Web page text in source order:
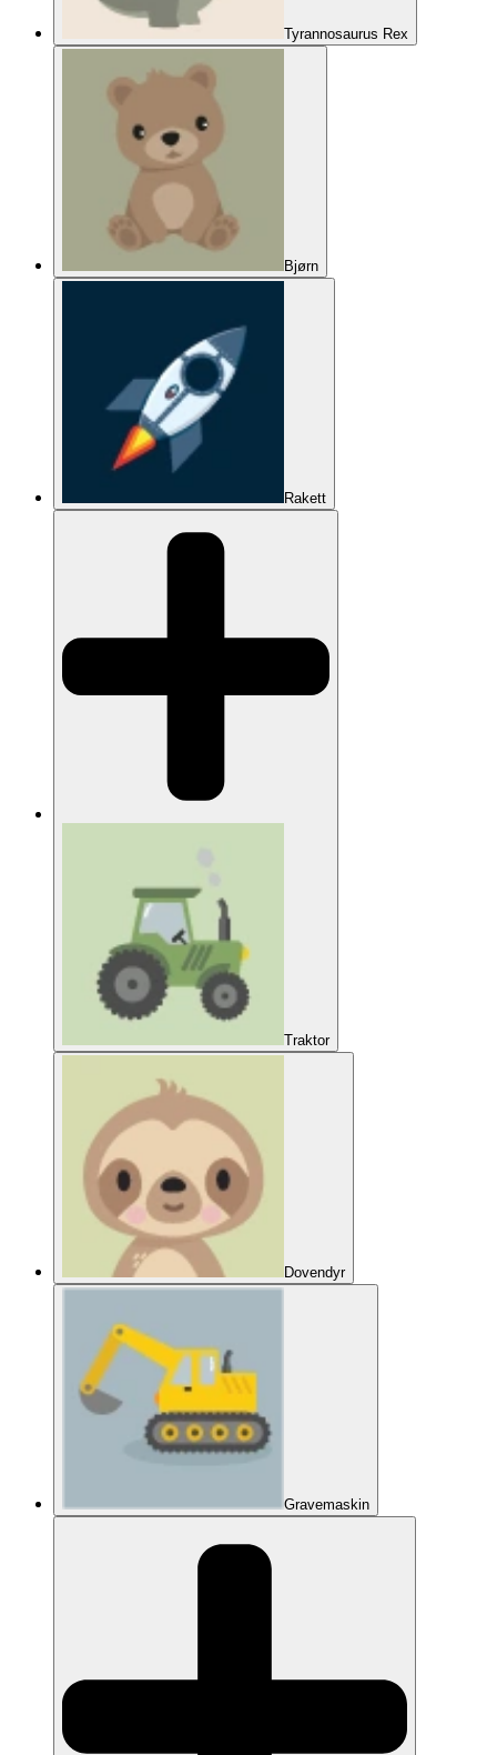
Tyrannosaurus Rex
Bjørn
Rakett
Traktor
Dovendyr
Gravemaskin